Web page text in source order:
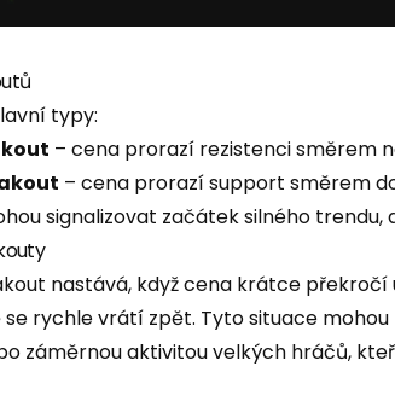
typy:
– cena prorazí rezistenci směrem
– cena prorazí support směrem
signalizovat začátek silného trendu,
nastává, když cena krátce
se rychle vrátí zpět. Tyto situace
záměrnou aktivitou velkých hráčů,